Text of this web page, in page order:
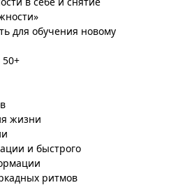
для обучения новому
жизни
и быстрого
ритмов